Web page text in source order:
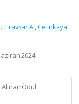
,Eravşar A.,Çetinkaya
2024
Ödül